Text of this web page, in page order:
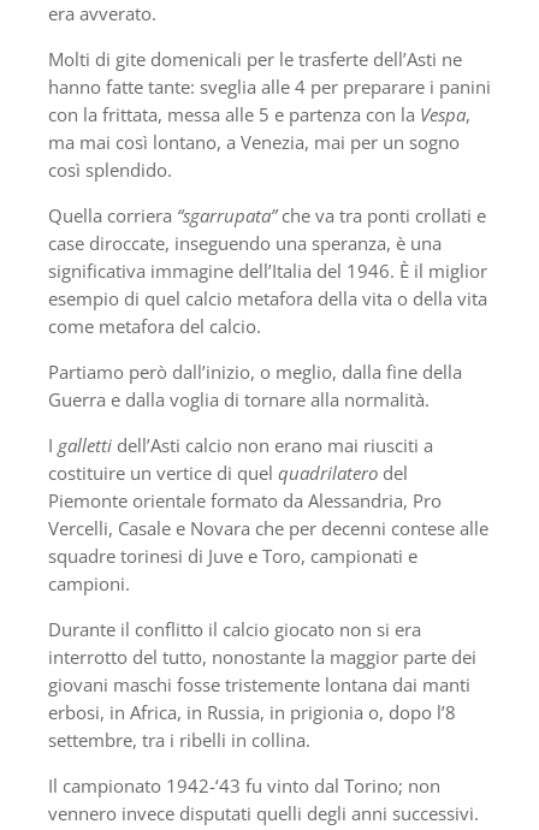
era avverato.
Molti di gite domenicali per le trasferte dell’Asti ne
hanno fatte tante: sveglia alle 4 per preparare i panini
con la frittata, messa alle 5 e partenza con la Vespa,
ma mai così lontano, a Venezia, mai per un sogno
così splendido.
Quella corriera “sgarrupata”che va tra ponti crollati e
case diroccate, inseguendo una speranza, è una
significativa immagine dell’Italia del 1946. È il miglior
esempio di quel calcio metafora della vita o della vita
come metafora del calcio.
Partiamo però dall’inizio, o meglio, dalla fine della
Guerra e dalla voglia di tornare alla normalità.
I galletti dell’Asti calcio non erano mai riusciti a
costituire un vertice di quel quadrilatero del
Piemonte orientale formato da Alessandria, Pro
Vercelli, Casale e Novara che per decenni contese alle
squadre torinesi di Juve e Toro, campionati e
campioni.
Durante il conflitto il calcio giocato non si era
interrotto del tutto, nonostante la maggior parte dei
giovani maschi fosse tristemente lontana dai manti
erbosi, in Africa, in Russia, in prigionia o, dopo l’8
settembre, tra i ribelli in collina.
Il campionato 1942-‘43 fu vinto dal Torino; non
vennero invece disputati quelli degli anni successivi.